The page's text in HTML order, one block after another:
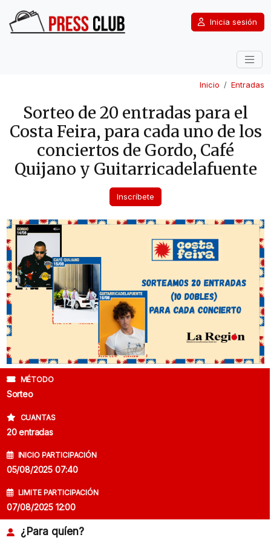
Inicia sesión
Inicio Entradas
Sorteo de 20 entradas para el
Costa Feira, para cada uno de los
conciertos de Gordo, Café
Quijano y Guitarricadelafuente
Inscríbete
MÉTODO
Sorteo
CUANTAS
20 entradas
INICIO PARTICIPACIÓN
05/08/2025 07:40
LIMITE PARTICIPACIÓN
07/08/2025 12:00
¿Para quíen?